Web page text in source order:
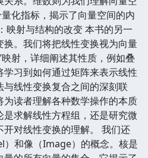
化指标，揭示了向量空间的内
映射与结构的改变 本书的另一
。我们将把线性变换视为向量
射，详细阐述其性质，例如叠
习到如何通过矩阵来表示线性
线性变换复合之间的深刻联
为读者理解各种数学操作的本质
求解线性方程组，还是研究微
对线性变换的理解。 我们还
）和像（Image）的概念。核是